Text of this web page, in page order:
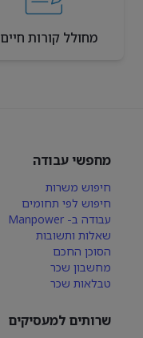
מחולל קורות חיים
מחפשי עבודה
חיפוש משרות
חיפוש לפי תחומים
עבודה ב- Manpower
שאלות ותשובות
הסוכן החכם
מחשבון שכר
טבלאות שכר
שרותים למעסיקים